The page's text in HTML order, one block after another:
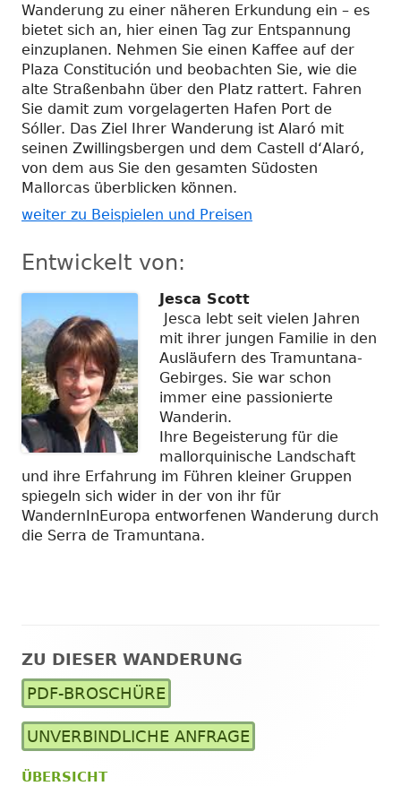
Wanderung zu einer näheren Erkundung ein – es
bietet sich an, hier einen Tag zur Entspannung
einzuplanen. Nehmen Sie einen Kaffee auf der
Plaza Constitución und beobachten Sie, wie die
alte Straßenbahn über den Platz rattert. Fahren
Sie damit zum vorgelagerten Hafen Port de
Sóller. Das Ziel Ihrer Wanderung ist Alaró mit
seinen Zwillingsbergen und dem Castell d‘Alaró,
von dem aus Sie den gesamten Südosten
Mallorcas überblicken können.
weiter zu Beispielen und Preisen
Entwickelt von:
Jesca Scott
Jesca lebt seit vielen Jahren
mit ihrer jungen Familie in den
Ausläufern des Tramuntana-
Gebirges. Sie war schon
immer eine passionierte
Wanderin.
Ihre Begeisterung für die
mallorquinische Landschaft
und ihre Erfahrung im Führen kleiner Gruppen
spiegeln sich wider in der von ihr für
WandernInEuropa entworfenen Wanderung durch
die Serra de Tramuntana.
Haupt-
Seitenleiste
ZU DIESER WANDERUNG
PDF-BROSCHÜRE
UNVERBINDLICHE ANFRAGE
ÜBERSICHT